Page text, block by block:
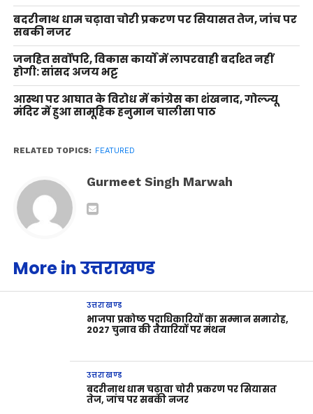
बदरीनाथ धाम चढ़ावा चोरी प्रकरण पर सियासत तेज, जांच पर
सबकी नजर
जनहित सर्वोपरि, विकास कार्यों में लापरवाही बर्दाश्त नहीं
होगी: सांसद अजय भट्ट
आस्था पर आघात के विरोध में कांग्रेस का शंखनाद, गोल्ज्यू
मंदिर में हुआ सामूहिक हनुमान चालीसा पाठ
RELATED TOPICS: FEATURED
Gurmeet Singh Marwah
More in उत्तराखण्ड
उत्तराखण्ड
भाजपा प्रकोष्ठ पदाधिकारियों का सम्मान समारोह,
2027 चुनाव की तैयारियों पर मंथन
उत्तराखण्ड
बदरीनाथ धाम चढ़ावा चोरी प्रकरण पर सियासत
तेज, जांच पर सबकी नजर